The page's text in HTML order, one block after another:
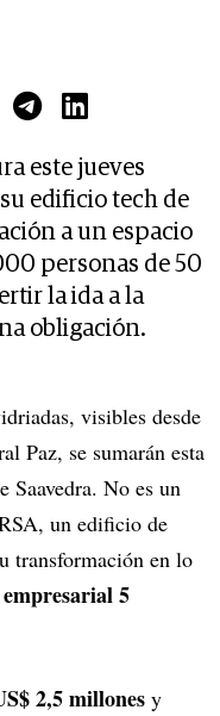
este jueves
edificio tech de
a un espacio
personas de 50
la ida a la
obligación.
visibles desde
Paz, se sumarán esta
Saavedra. No es un
un edificio de
transformación en lo
5
2,5 millones y